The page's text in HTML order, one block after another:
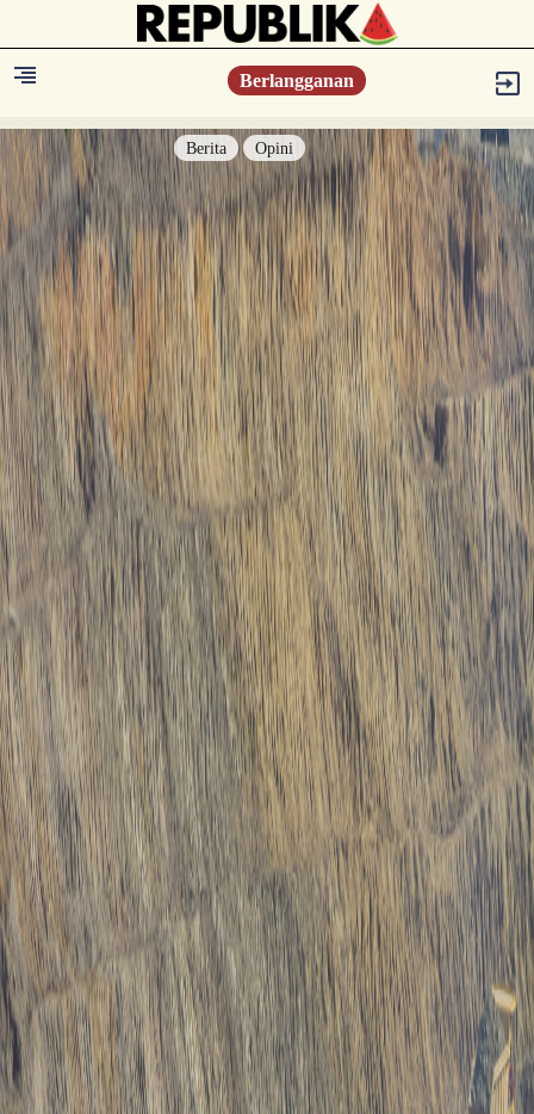
Berlangganan
Berita Opini
Berita
Islam Digest
Hikmah
Opini
Konsultasi Syariah
Resonansi
Sejarah
Lensa
Iqtishodia
Sastra
Literasi Umat